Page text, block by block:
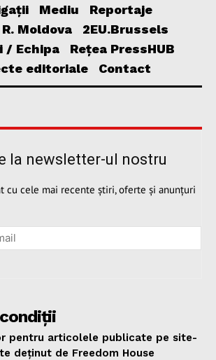
Mediu
Reportaje
Moldova
2EU.Brussels
/ Echipa
Rețea PressHUB
editoriale
Contact
la newsletter-ul nostru
cu cele mai recente știri, oferte și anunțuri
pentru articolele publicate pe site-
deținut de Freedom House